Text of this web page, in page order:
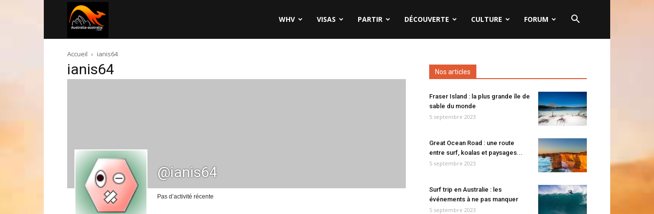
australie.com
WHV VISAS PARTIR DÉCOUVERTE CULTURE FORUM
Accueil ianis64
ianis64
@ianis64
Pas d’activité récente
Nos articles
Fraser Island : la plus grande île de
sable du monde
5 septembre 2023
Great Ocean Road : une route
entre surf, koalas et paysages...
5 septembre 2023
Surf trip en Australie : les
événements à ne pas manquer
5 septembre 2023